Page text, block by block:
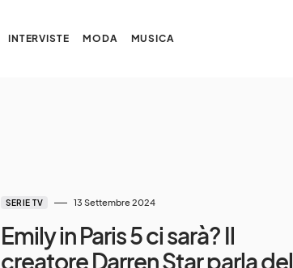
INTERVISTE MODA MUSICA
SERIE TV 13 Settembre 2024
Emily in Paris 5 ci sarà? Il
creatore Darren Star parla del